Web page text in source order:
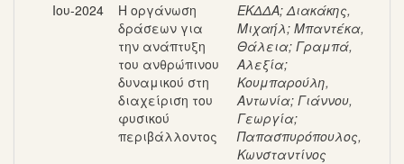
Ιου-2024
Η οργάνωση
δράσεων για
την ανάπτυξη
του ανθρώπινου
δυναμικού στη
διαχείριση του
φυσικού
περιβάλλοντος
ΕΚΔΔΑ;Διακάκης,
Μιχαήλ; Μπαντέκα,
Θάλεια; Γραμπά,
Αλεξία;
Κουμπαρούλη,
Αντωνία; Γιάννου,
Γεωργία;
Παπασπυρόπουλος,
Κωνσταντίνος